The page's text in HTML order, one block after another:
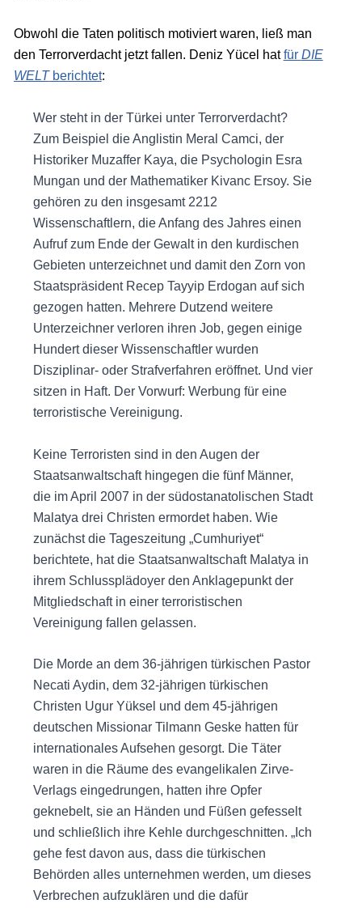
Obwohl die Taten politisch motiviert waren, ließ man
den Terrorverdacht jetzt fallen. Deniz Yücel hatfür DIE
WELTberichtet:
Wer steht in der Türkei unter Terrorverdacht?
Zum Beispiel die Anglistin Meral Camci, der
Historiker Muzaffer Kaya, die Psychologin Esra
Mungan und der Mathematiker Kivanc Ersoy. Sie
gehören zu den insgesamt 2212
Wissenschaftlern, die Anfang des Jahres einen
Aufruf zum Ende der Gewalt in den kurdischen
Gebieten unterzeichnet und damit den Zorn von
Staatspräsident Recep Tayyip Erdogan auf sich
gezogen hatten. Mehrere Dutzend weitere
Unterzeichner verloren ihren Job, gegen einige
Hundert dieser Wissenschaftler wurden
Disziplinar- oder Strafverfahren eröffnet. Und vier
sitzen in Haft. Der Vorwurf: Werbung für eine
terroristische Vereinigung.
Keine Terroristen sind in den Augen der
Staatsanwaltschaft hingegen die fünf Männer,
die im April 2007 in der südostanatolischen Stadt
Malatya drei Christen ermordet haben. Wie
zunächst die Tageszeitung „Cumhuriyet“
berichtete, hat die Staatsanwaltschaft Malatya in
ihrem Schlussplädoyer den Anklagepunkt der
Mitgliedschaft in einer terroristischen
Vereinigung fallen gelassen.
Die Morde an dem 36-jährigen türkischen Pastor
Necati Aydin, dem 32-jährigen türkischen
Christen Ugur Yüksel und dem 45-jährigen
deutschen Missionar Tilmann Geske hatten für
internationales Aufsehen gesorgt. Die Täter
waren in die Räume des evangelikalen Zirve-
Verlags eingedrungen, hatten ihre Opfer
geknebelt, sie an Händen und Füßen gefesselt
und schließlich ihre Kehle durchgeschnitten. „Ich
gehe fest davon aus, dass die türkischen
Behörden alles unternehmen werden, um dieses
Verbrechen aufzuklären und die dafür